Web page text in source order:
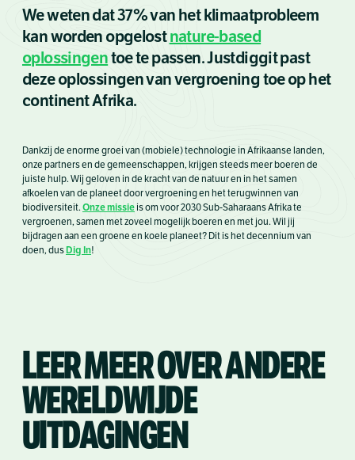
We weten dat 37% van het klimaatprobleem
kan worden opgelostnature-based
oplossingentoe te passen. Justdiggit past
deze oplossingen van vergroening toe op het
continent Afrika.
Dankzij de enorme groei van (mobiele) technologie in Afrikaanse landen,
onze partners en de gemeenschappen, krijgen steeds meer boeren de
juiste hulp. Wij geloven in de kracht van de natuur en in het samen
afkoelen van de planeet door vergroening en het terugwinnen van
biodiversiteit. Onze missie is om voor 2030 Sub-Saharaans Afrika te
vergroenen, samen met zoveel mogelijk boeren en met jou. Wil jij
bijdragen aan een groene en koele planeet? Dit is het decennium van
doen, dusDig In!
LEER MEER OVER ANDERE
WERELDWIJDE
UITDAGINGEN